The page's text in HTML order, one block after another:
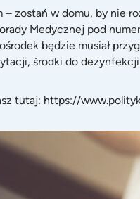
– zostań w domu, by nie
Medycznej pod
będzie musiał
środki do
tutaj: https://